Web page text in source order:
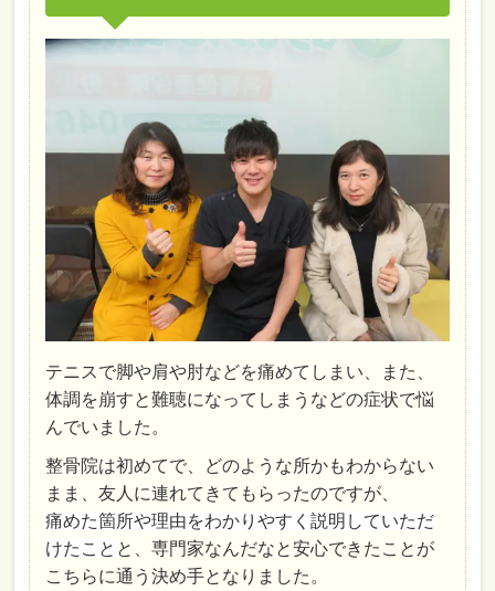
テニスで脚や肩や肘などを痛めてしまい、また、
体調を崩すと難聴になってしまうなどの症状で悩
んでいました。
整骨院は初めてで、どのような所かもわからない
まま、友人に連れてきてもらったのですが、
痛めた箇所や理由をわかりやすく説明していただ
けたこと と、専門家なんだなと安心できたことが
こちらに通う決め手となりました。